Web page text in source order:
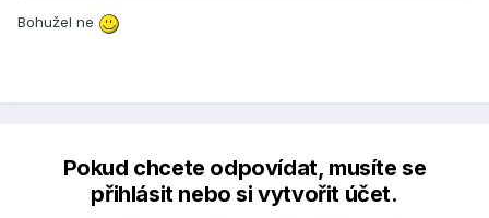
Bohužel ne
Pokud chcete odpovídat, musíte se
přihlásit nebo si vytvořit účet.